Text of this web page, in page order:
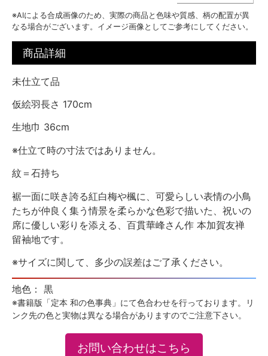
※AIによる合成画像のため、実際の商品と色味や質感、柄の配置が異
なる場合がございます。イメージ画像としてご参考にしてください。
商品詳細
未仕立て品
仮絵羽長さ 170cm
生地巾 36cm
※仕立て時の寸法ではありません。
紋＝石持ち
裾一面に咲き誇る紅白梅や楓に、可愛らしい表情の小鳥
たちが仲良く集う情景を柔らかな色彩で描いた、祝いの
席に優しい彩りを添える、百貫華峰さん作 本加賀友禅
留袖地です。
※サイズに関して、多少の誤差はご了承ください。
地色： 黒
※書籍版「定本 和の色事典」にて色合わせを行っております。リ
ンク先の色と実物は異なる場合がありますのでご注意下さい。
お問い合わせはこちら